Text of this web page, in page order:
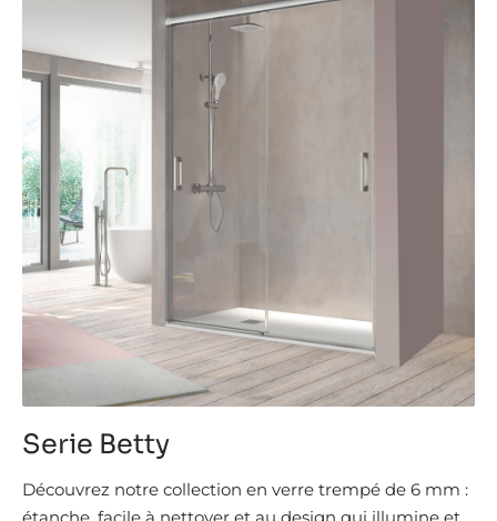
Serie Betty
Découvrez notre collection en verre trempé de 6 mm :